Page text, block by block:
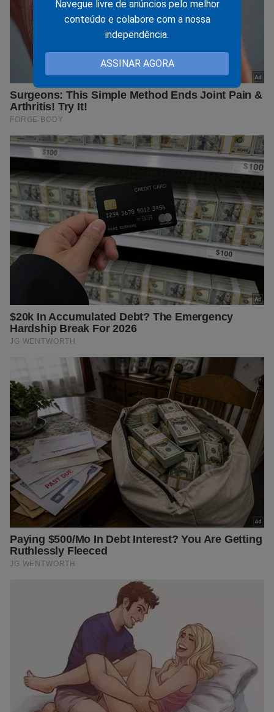
Navegue livre de anúncios pelo melhor
conteúdo e colabore com a nossa
independência.
ASSINAR AGORA